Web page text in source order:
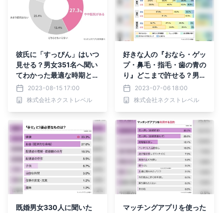
彼氏に「すっぴん」はいつ
見せる？男女351名へ聞い
てわかった最適な時期とシ
チュエーション！
2023-08-15 17:00
株式会社ネクストレベル
好きな人の『おなら・ゲッ
プ・鼻毛・指毛・歯の青の
り』どこまで許せる？男女
256人にアンケート
2023-07-06 18:00
株式会社ネクストレベル
既婚男女330人に聞いた
マッチングアプリを使った